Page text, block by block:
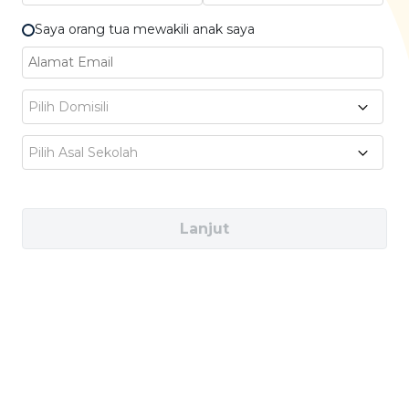
memahami bacaan dan teks terkait akademi
atau umum. Ketiga adalah Writing, biasanya
kamu akan menulis tentang dua esai, yakni
berbasis grafik dan yang kedua adalah esai
tentang opini.
yang mana dalam tes ini kamu akan
Saya orang tua mewakili anak saya
Pilih Domisili
Pilih Asal Sekolah
Lanjut